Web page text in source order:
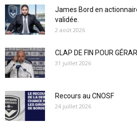
James Bord en
validée.
2 août 2026
CLAP DE FIN POUR
31 juillet 2026
Recours au CNOSF
24 juillet 2026